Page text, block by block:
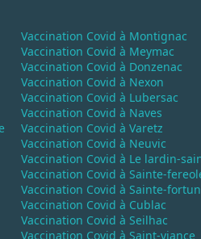
Vaccination Covid à Montignac
Vaccination Covid à Meymac
Vaccination Covid à Donzenac
Vaccination Covid à Nexon
Vaccination Covid à Lubersac
Vaccination Covid à Naves
Vaccination Covid à Varetz
Vaccination Covid à Neuvic
Vaccination Covid à Le lardin-
Vaccination Covid à Sainte-
Vaccination Covid à Sainte-
Vaccination Covid à Cublac
Vaccination Covid à Seilhac
Vaccination Covid à Saint-viance